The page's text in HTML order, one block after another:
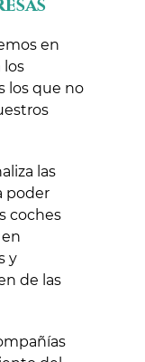
en
los
los que no
las
poder
coches
y
de las